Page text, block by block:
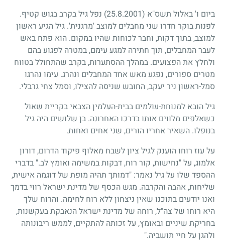
ביום ו' באלול תשס"א (25.8.2001)
נפל גיל בקרב בגוש קטיף.
לפנות בוקר חדרו שני מחבלים למוצב 'מרגנית'. גיל הגיע ראשון
למוצב, בתוך דקות, וחבר לכוחות שהיו במקום. הוא פתח באש
לעבר המחבלים, תוך חתירה למגע עימם, במטרה לפגוע בהם
ולחלץ את הפצועים. במהלך ההסתערות, בקרב שהתחולל בטווח
מטרים ספורים, נפגע מאש אחד המחבלים ונהרג. עימו נהרגו
סמל-ראשון ניר יעקב, החובש שניסה להצילו, וסמל צחי גרבלי.
גיל הובא למנוחת-עולמים בבית-העלמין הצבאי בקריית שאול
כשאלפים מלווים אותו בדרכו האחרונה. בן שלושים היה גיל
בנופלו. השאיר אחריו הורים, שני אחים ואחות.
על עוז רוחו הוענק לגיל ציון לשבח מאלוף פיקוד הדרום, דורון
אלמוג, על "נחישות, קור רוח, דבקות במשימה ואומץ לב." בדברי
ההספד שלו על גיל נאמר: "דמותך תהיה מופת של דוגמה אישית,
שליחות, אהבה והקרבה. מגש הכסף של מדינת ישראל רווי בדמך
ואנו יודעים בתוכנו שאין ניצחון ללא רוח לחימה. והרוח שלך
היא רוחו של צה"ל, רוחה של מדינת ישראל הנאבקת בעקשנות,
בחריקת שיניים ובאומץ, על זכותה להתקיים, לממש ריבונותה
ולהגן על חיי תושביה."